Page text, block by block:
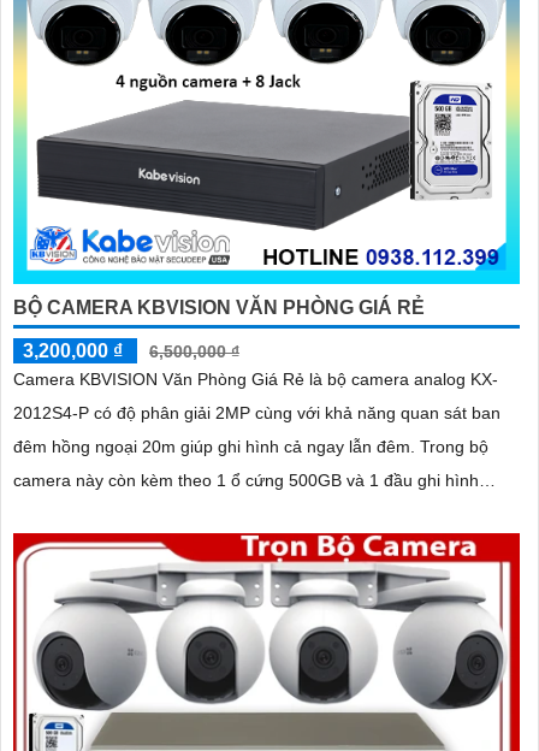
BỘ CAMERA KBVISION VĂN PHÒNG GIÁ RẺ
3,200,000 ₫
6,500,000 ₫
Camera KBVISION Văn Phòng Giá Rẻ là bộ camera analog KX-
2012S4-P có độ phân giải 2MP cùng với khả năng quan sát ban
đêm hồng ngoại 20m giúp ghi hình cả ngay lẫn đêm. Trong bộ
camera này còn kèm theo 1 ổ cứng 500GB và 1 đầu ghi hình
mắt camera